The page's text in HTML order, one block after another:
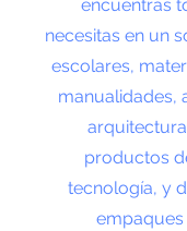
encuentras
necesitas en un
escolares,
manualidades,
productos
tecnología, y
empaques